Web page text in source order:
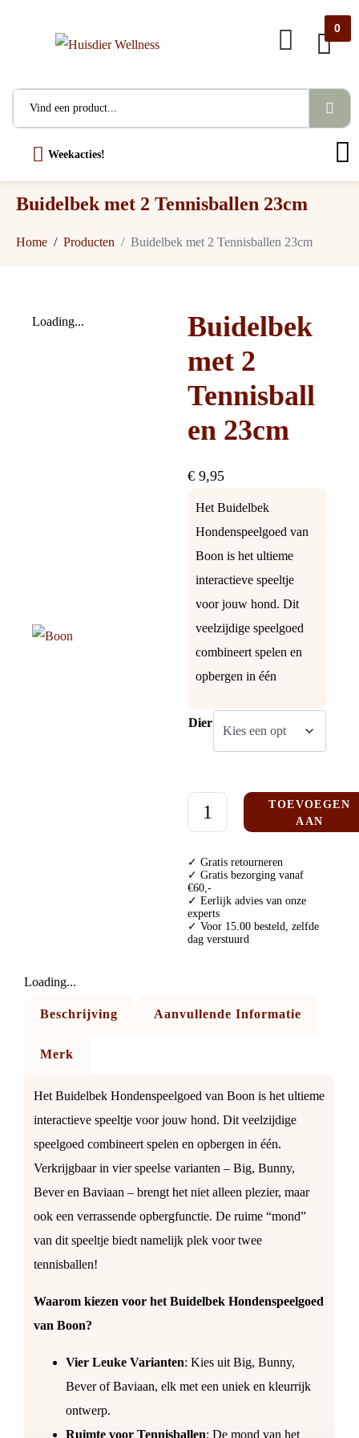
0
Weekacties!
Buidelbek met 2 Tennisballen 23cm
Home Producten Buidelbek met 2 Tennisballen 23cm
Loading...
Buidelbek
met 2
Tennisball
en 23cm
€ 9,95
Het Buidelbek
Hondenspeelgoed van
Boon is het ultieme
interactieve speeltje
voor jouw hond. Dit
veelzijdige speelgoed
combineert spelen en
opbergen in één
Dier
TOEVOEGEN
AAN
✓ Gratis retourneren
✓ Gratis bezorging vanaf
€60,-
✓ Eerlijk advies van onze
experts
✓ Voor 15.00 besteld, zelfde
dag verstuurd
Loading...
Beschrijving Aanvullende Informatie
Merk
Het Buidelbek Hondenspeelgoed van Boon is het ultieme
interactieve speeltje voor jouw hond. Dit veelzijdige
speelgoed combineert spelen en opbergen in één.
Verkrijgbaar in vier speelse varianten – Big, Bunny,
Bever en Baviaan – brengt het niet alleen plezier, maar
ook een verrassende opbergfunctie. De ruime “mond”
van dit speeltje biedt namelijk plek voor twee
tennisballen!
Waarom kiezen voor het Buidelbek Hondenspeelgoed
van Boon?
Vier Leuke Varianten: Kies uit Big, Bunny,
Bever of Baviaan, elk met een uniek en kleurrijk
ontwerp.
Ruimte voor Tennisballen: De mond van het